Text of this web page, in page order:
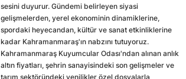
sesini duyurur. Gündemi belirleyen siyasi
gelişmelerden, yerel ekonominin dinamiklerine,
spordaki heyecandan, kültür ve sanat etkinliklerine
kadar Kahramanmaraş'ın nabzını tutuyoruz.
Kahramanmaraş Kuyumcular Odası'ndan alınan anlık
altın fiyatları, şehrin sanayisindeki son gelişmeler ve
tarım sektöründeki yenilikler özel dosyalarla